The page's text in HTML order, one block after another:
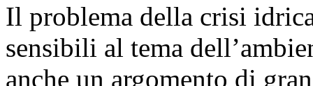
Il problema della crisi
sensibili al tema
anche un argomento di